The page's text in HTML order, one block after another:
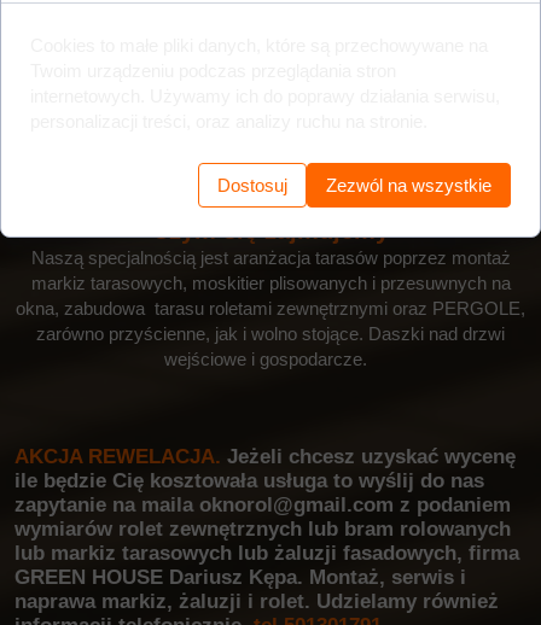
Czym się zajmujemy
Naszą specjalnością jest aranżacja tarasów poprzez montaż
markiz tarasowych, moskitier plisowanych i przesuwnych na
okna, zabudowa tarasu roletami zewnętrznymi oraz PERGOLE,
zarówno przyścienne, jak i wolno stojące. Daszki nad drzwi
wejściowe i gospodarcze.
AKCJA REWELACJA. Jeżeli chcesz uzyskać wycenę
ile będzie Cię kosztowała usługa to wyślij do nas
zapytanie na maila oknorol@gmail.com z podaniem
wymiarów rolet zewnętrznych lub bram rolowanych
lub markiz tarasowych lub żaluzji fasadowych, firma
GREEN HOUSE Dariusz Kępa. Montaż, serwis i
naprawa markiz, żaluzji i rolet. Udzielamy również
Dostosuj Zezwól na wszystkie